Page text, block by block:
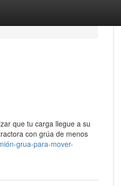
que tu carga llegue a su
con grúa de menos
grua-para-mover-